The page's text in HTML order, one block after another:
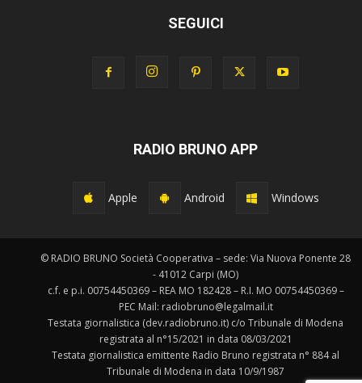
SEGUICI
RADIO BRUNO APP
Apple Android Windows
© RADIO BRUNO Società Cooperativa – sede: Via Nuova Ponente 28
- 41012 Carpi (MO)
c.f. e p.i. 00754450369 – REA MO 182428 – R.I. MO 00754450369 –
PEC Mail: radiobruno@legalmail.it
Testata giornalistica (dev.radiobruno.it) c/o Tribunale di Modena
registrata al n°15/2021 in data 08/03/2021
Testata giornalistica emittente Radio Bruno registrata n° 884 al
Tribunale di Modena in data 10/9/1987